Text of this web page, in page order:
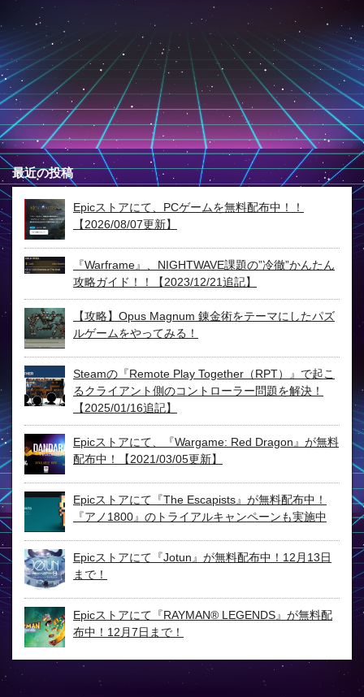
最近の投稿
Epicストアにて、PCゲームを無料配布中！！
【2026/08/07更新】
『Warframe』、NIGHTWAVE課題の”冷徹”かんたん
攻略ガイド！！【2023/12/21追記】
【攻略】Opus Magnum 錬金術をテーマにしたパズ
ルゲームをやってみる！
Steamの『Remote Play Together（RPT）』で起こ
るクライアント側のコントローラー問題を解決！
【2025/01/16追記】
Epicストアにて、『Wargame: Red Dragon』が無料
配布中！【2021/03/05更新】
Epicストアにて『The Escapists』が無料配布中！
『アノ1800』のトライアルキャンペーンも実施中
Epicストアにて『Jotun』が無料配布中！12月13日
まで！
Epicストアにて『RAYMAN® LEGENDS』が無料配
布中！12月7日まで！